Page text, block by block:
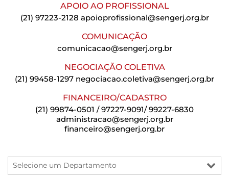
APOIO AO PROFISSIONAL
(21) 97223-2128 apoioprofissional@sengerj.org.br
COMUNICAÇÃO
comunicacao@sengerj.org.br
NEGOCIAÇÃO COLETIVA
(21) 99458-1297 negociacao.coletiva@sengerj.org.br
FINANCEIRO/CADASTRO
(21) 99874-0501 / 97227-9091/ 99227-6830
administracao@sengerj.org.br
financeiro@sengerj.org.br